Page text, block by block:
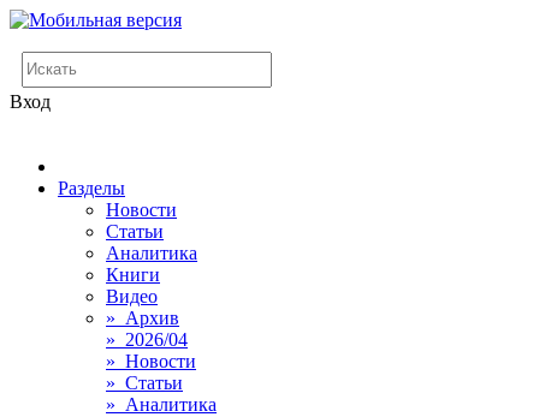
Вход
Разделы
Новости
Статьи
Аналитика
Книги
Видео
» Архив
» 2026/04
» Новости
» Статьи
» Аналитика